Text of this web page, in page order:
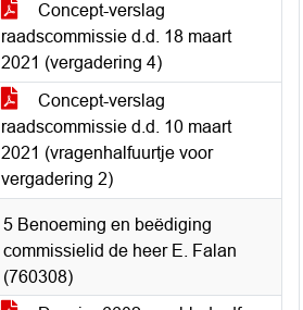
Concept-verslag
raadscommissie d.d. 18 maart
2021 (vergadering 4)
Concept-verslag
raadscommissie d.d. 10 maart
2021 (vragenhalfuurtje voor
vergadering 2)
5 Benoeming en beëdiging
commissielid de heer E. Falan
(760308)